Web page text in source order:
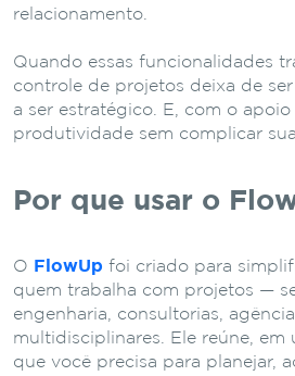
relacionamento.
Quando essas funcionalidades
controle de projetos deixa de
a ser estratégico. E, com o
produtividade sem complicar
Por que usar o
O FlowUp foi criado para
quem trabalha com projetos —
engenharia, consultorias,
multidisciplinares. Ele reúne, em
que você precisa para planejar,